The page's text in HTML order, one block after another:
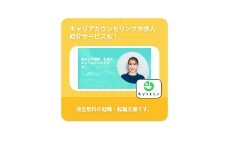
キャリアカウンセリングや求人
紹介サービスも！
完全無料の就職・転職支援です。
キャリエモン